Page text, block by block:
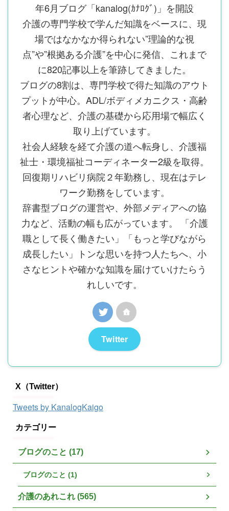
年6月ブログ「kanalog(ｶﾅﾛｸﾞ)」を開設
介護の専門学校で学んだ知識をベースに、現
場ではなかなか得られない”理論的な視
点”や”根拠ある介護”を中心に発信、これまで
に820記事以上を筆跡してきました。
ブログの8割は、専門学校で得た知識のアウト
プットが中心。ADL/ボディメカニクス・高齢
者心理など、介護の基礎から応用場で幅広く
取り上げています。
社会人経験を経て介護の道へ転身し、介護福
祉士・環境福祉コーディネーター2級を取得。
回復期リハビリ病院２年勤務し、現在はテレ
ワーク勤務をしています。
辞書型ブログの運営や、外部メディアへの協
力など、活動の幅も広がっています。 「介護
職として長く働きたい」「もっと学びながら
成長したい」トンな思いを持つ人たちへ、小
さなヒントや確かな知識を届けていけたらう
れしいです。
Twitter
X（Twitter）
Tweets by KanalogKaigo
カテゴリー
ブログのこと (17)
ブログのこと (1)
介護のあれこれ (565)